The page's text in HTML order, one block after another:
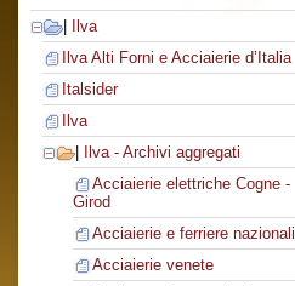
Ilva
Ilva Alti Forni e Acciaierie d’Italia
Italsider
Ilva
Ilva - Archivi aggregati
Acciaierie elettriche Cogne -
Girod
Acciaierie e ferriere nazionali
Acciaierie venete